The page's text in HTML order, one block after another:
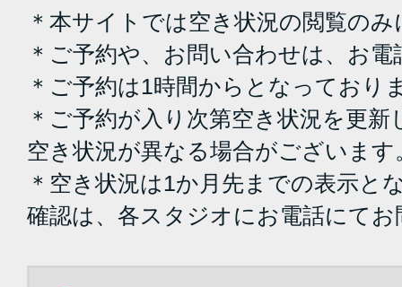
＊本サイトでは空き状況の閲覧の
＊ご予約や、お問い合わせは、お
＊ご予約は1時間からとなっており
＊ご予約が入り次第空き状況を更
空き状況が異なる場合がございます
＊空き状況は1か月先までの表示と
確認は、各スタジオにお電話にて